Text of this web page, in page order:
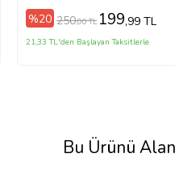
%20 250,00 TL 199,99 TL
21,33 TL'den Başlayan Taksitlerle
Bu Ürünü